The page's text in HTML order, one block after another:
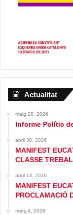
Actualitat
maig 28, 2026
Informe Polític
abril 30, 2026
MANIFEST
CLASSE
abril 13, 2026
MANIFEST
PROCLAMACIÓ
març 4, 2026